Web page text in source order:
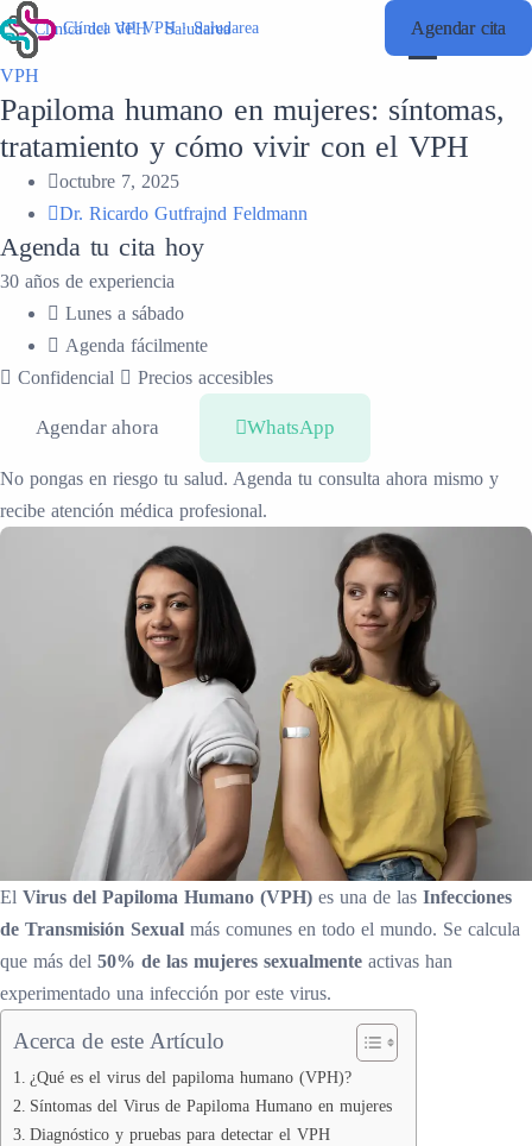
Clínica del VPH · Saludarea Agendar cita
Clínica del VPH · Saludarea Agendar cita
VPH
Papiloma humano en mujeres: síntomas,
tratamiento y cómo vivir con el VPH
octubre 7, 2025
Dr. Ricardo Gutfrajnd Feldmann
Agenda tu cita hoy
30 años de experiencia
Lunes a sábado
Agenda fácilmente
Confidencial
Precios accesibles
Agendar ahora WhatsApp
No pongas en riesgo tu salud. Agenda tu consulta ahora mismo y
recibe atención médica profesional.
El Virus del Papiloma Humano (VPH) es una de las Infecciones
de Transmisión Sexual más comunes en todo el mundo. Se calcula
que más del 50% de las mujeres sexualmente activas han
experimentado una infección por este virus.
Acerca de este Artículo
¿Qué es el virus del papiloma humano (VPH)?
Síntomas del Virus de Papiloma Humano en mujeres
Diagnóstico y pruebas para detectar el VPH